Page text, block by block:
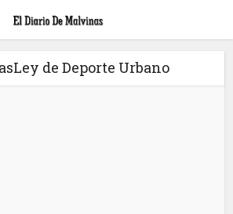
de Deporte Urbano